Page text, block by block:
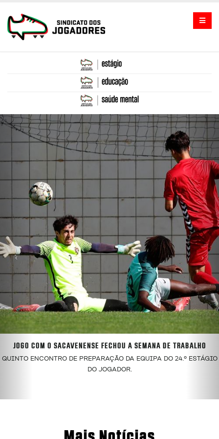
JOGO COM O SACAVENENSE FECHOU A SEMANA DE TRABALHO
QUINTO ENCONTRO DE PREPARAÇÃO DA EQUIPA DO 24.º ESTÁGIO
DO JOGADOR.
Previous